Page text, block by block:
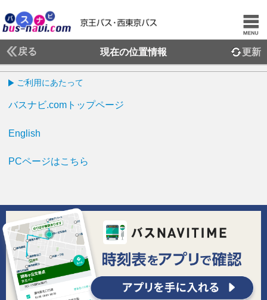
戻る 現在の位置情報 更新
ご利用にあたって
バスナビ.comトップページ
English
PCページはこちら